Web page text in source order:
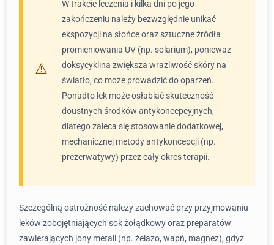
W trakcie leczenia i kilka dni po jego
zakończeniu należy bezwzględnie unikać
ekspozycji na słońce oraz sztuczne źródła
promieniowania UV (np. solarium), ponieważ
doksycyklina zwiększa wrażliwość skóry na
światło, co może prowadzić do oparzeń.
Ponadto lek może osłabiać skuteczność
doustnych środków antykoncepcyjnych,
dlatego zaleca się stosowanie dodatkowej,
mechanicznej metody antykoncepcji (np.
prezerwatywy) przez cały okres terapii.
Szczególną ostrożność należy zachować przy przyjmowaniu
leków zobojętniających sok żołądkowy oraz preparatów
zawierających jony metali (np. żelazo, wapń, magnez), gdyż